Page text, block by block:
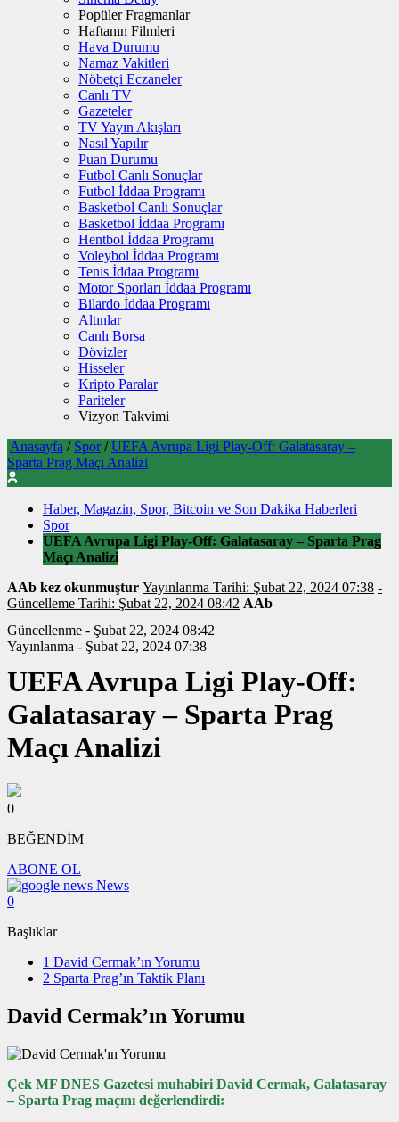
Popüler Fragmanlar
Haftanın Filmleri
Hava Durumu
Namaz Vakitleri
Nöbetçi Eczaneler
Canlı TV
Gazeteler
TV Yayın Akışları
Nasıl Yapılır
Puan Durumu
Futbol Canlı Sonuçlar
Futbol İddaa Programı
Basketbol Canlı Sonuçlar
Basketbol İddaa Programı
Hentbol İddaa Programı
Voleybol İddaa Programı
Tenis İddaa Programı
Motor Sporları İddaa Programı
Bilardo İddaa Programı
Altınlar
Canlı Borsa
Dövizler
Hisseler
Kripto Paralar
Pariteler
Vizyon Takvimi
Anasayfa / Spor / UEFA Avrupa Ligi Play-Off: Galatasaray –
Sparta Prag Maçı Analizi
Haber, Magazin, Spor, Bitcoin ve Son Dakika Haberleri
Spor
UEFA Avrupa Ligi Play-Off: Galatasaray – Sparta Prag
Maçı Analizi
AAb kez okunmuştur Yayınlanma Tarihi: Şubat 22, 2024 07:38 -
Güncelleme Tarihi: Şubat 22, 2024 08:42 AAb
Güncellenme - Şubat 22, 2024 08:42
Yayınlanma - Şubat 22, 2024 07:38
UEFA Avrupa Ligi Play-Off:
Galatasaray – Sparta Prag
Maçı Analizi
0
BEĞENDİM
ABONE OL
News
0
Başlıklar
1 David Cermak’ın Yorumu
2 Sparta Prag’ın Taktik Planı
David Cermak’ın Yorumu
Çek MF DNES Gazetesi muhabiri David Cermak, Galatasaray
– Sparta Prag maçını değerlendirdi: